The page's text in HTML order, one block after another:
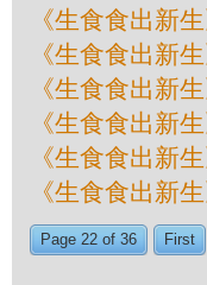
《生食食出新
《生食食出新
《生食食出新
《生食食出新
《生食食出新
《生食食出新
Page 22 of 36 First